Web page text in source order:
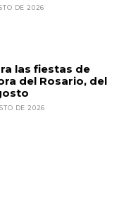
DE 2026
las fiestas de
del Rosario, del
DE 2026